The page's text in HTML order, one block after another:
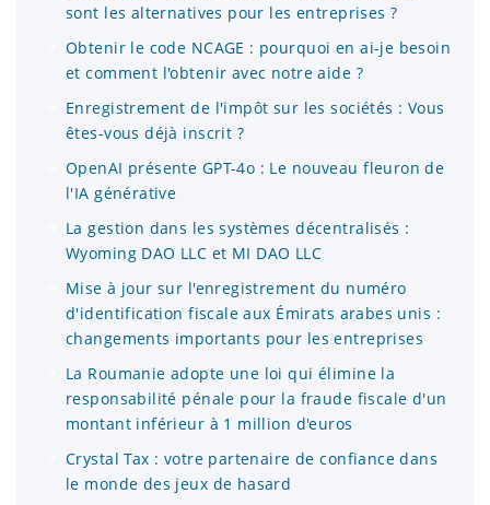
sont les alternatives pour les entreprises ?
Obtenir le code NCAGE : pourquoi en ai-je besoin
et comment l'obtenir avec notre aide ?
Enregistrement de l'impôt sur les sociétés : Vous
êtes-vous déjà inscrit ?
OpenAI présente GPT-4o : Le nouveau fleuron de
l'IA générative
La gestion dans les systèmes décentralisés :
Wyoming DAO LLC et MI DAO LLC
Mise à jour sur l'enregistrement du numéro
d'identification fiscale aux Émirats arabes unis :
changements importants pour les entreprises
La Roumanie adopte une loi qui élimine la
responsabilité pénale pour la fraude fiscale d'un
montant inférieur à 1 million d'euros
Crystal Tax : votre partenaire de confiance dans
le monde des jeux de hasard